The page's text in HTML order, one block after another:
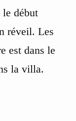
début
réveil. Les
est dans le
la villa.